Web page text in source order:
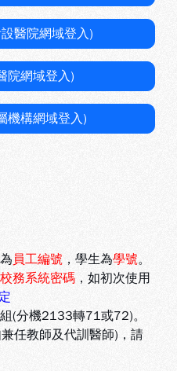
醫院網域登入)
院網域登入)
機構網域登入)
員工編號 ，學生為學號。
校務系統密碼 ，如初次使用
機2133轉71或72)。
任教師及代訓醫師)，請